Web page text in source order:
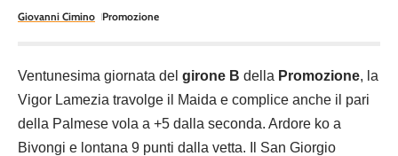
Giovanni Cimino Promozione
Ventunesima giornata del girone B della Promozione, la
Vigor Lamezia travolge il Maida e complice anche il pari
della Palmese vola a +5 dalla seconda. Ardore ko a
Bivongi e lontana 9 punti dalla vetta. Il San Giorgio